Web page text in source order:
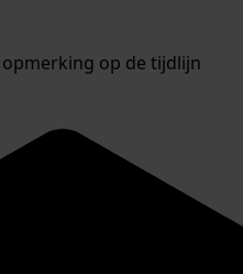
op de tijdlijn